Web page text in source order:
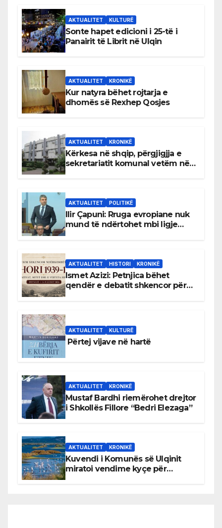
AKTUALITET KULTURË
Sonte hapet edicioni i 25-të i
Panairit të Librit në Ulqin
AKTUALITET KRONIKË
Kur natyra bëhet rojtarja e
dhomës së Rexhep Qosjes
AKTUALITET KRONIKË
Kërkesa në shqip, përgjigjja e
sekretariatit komunal vetëm në
AKTUALITET POLITIKË
Ilir Çapuni: Rruga evropiane nuk
mund të ndërtohet mbi ligje
AKTUALITET HISTORI KRONIKË
Ismet Azizi: Petnjica bëhet
qendër e debatit shkencor për
AKTUALITET KULTURË
Përtej vijave në hartë
AKTUALITET KRONIKË
Mustaf Bardhi riemërohet drejtor
i Shkollës Fillore “Bedri Elezaga”
AKTUALITET KRONIKË
Kuvendi i Komunës së Ulqinit
miratoi vendime kyçe për